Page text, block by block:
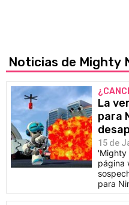
Noticias de Mighty
La
para
15 de
'Mighty
página
para